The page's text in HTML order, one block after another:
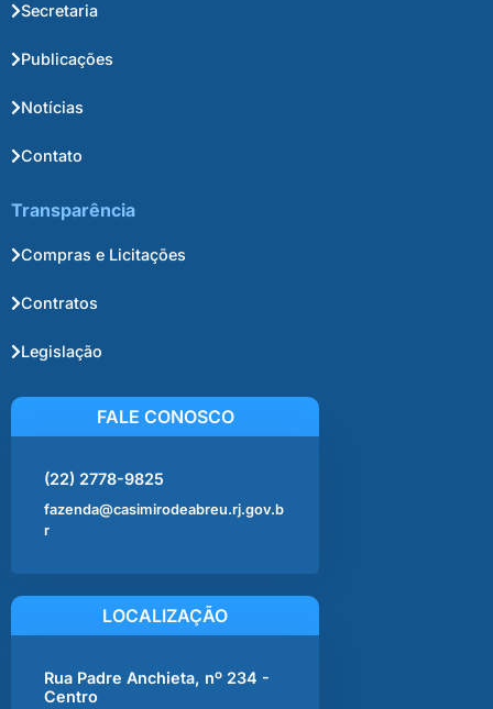
Secretaria
Publicações
Notícias
Contato
Transparência
Compras e Licitações
Contratos
Legislação
FALE CONOSCO
(22) 2778-9825
fazenda@casimirodeabreu.rj.gov.b
r
LOCALIZAÇÃO
Rua Padre Anchieta, nº 234 -
Centro